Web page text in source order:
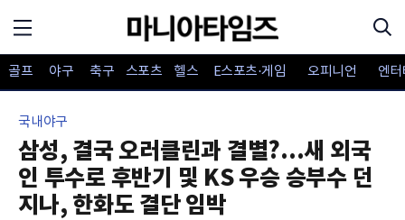
골프 야구 축구 스포츠 헬스 E스포츠·게임 오피니언 엔
국내야구
삼성, 결국 오러클린과 결별?...새 외국
인 투수로 후반기 및 KS 우승 승부수 던
지나, 한화도 결단 임박